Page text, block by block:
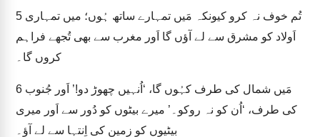
5
اَولاد کو مشرق سے لے آؤں گا اَور مغرب سے بھی تُجھے فراہم
کروں گا۔
6
کی طرف، ‘اُن کو نہ روکو۔’ میرے بیٹوں کو دُور سے اَور میری
بیٹیوں کو زمین کی اِنتہا سے لے آؤ۔